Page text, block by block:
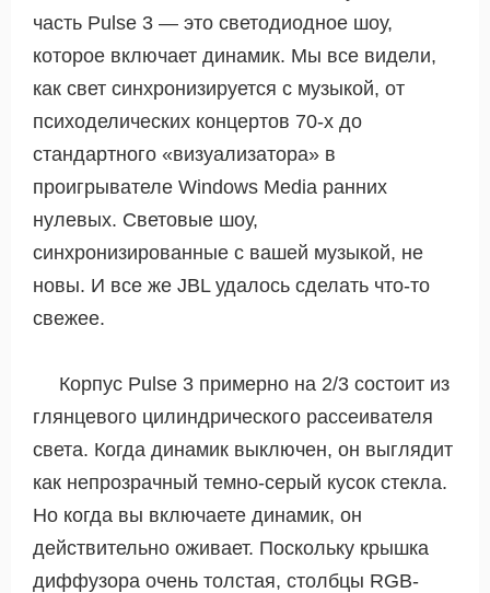
часть Pulse 3 — это светодиодное шоу,
которое включает динамик. Мы все видели,
как свет синхронизируется с музыкой, от
психоделических концертов 70-х до
стандартного «визуализатора» в
проигрывателе Windows Media ранних
нулевых. Световые шоу,
синхронизированные с вашей музыкой, не
новы. И все же JBL удалось сделать что-то
свежее.
Корпус Pulse 3 примерно на 2/3 состоит из
глянцевого цилиндрического рассеивателя
света. Когда динамик выключен, он выглядит
как непрозрачный темно-серый кусок стекла.
Но когда вы включаете динамик, он
действительно оживает. Поскольку крышка
диффузора очень толстая, столбцы RGB-